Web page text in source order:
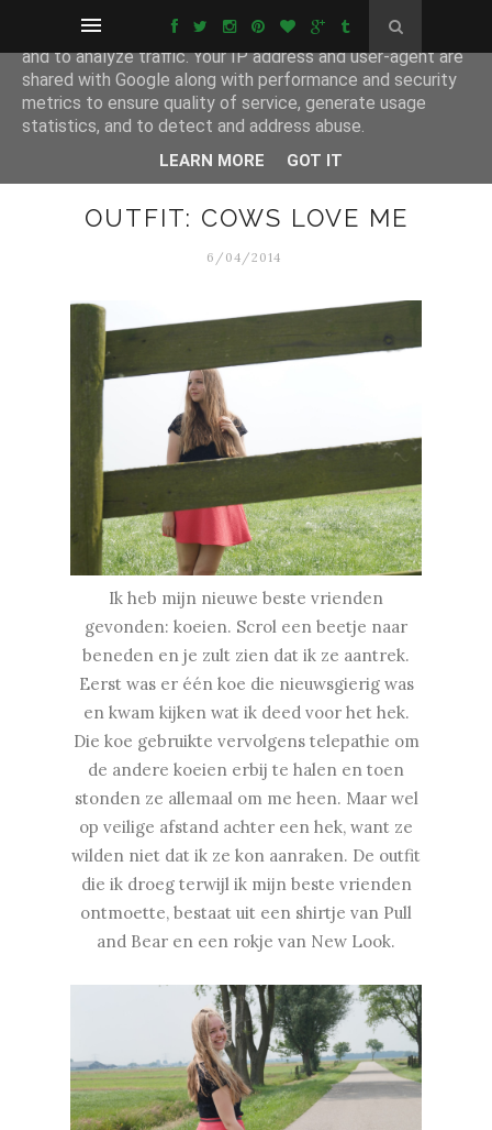
OUTFIT: COWS LOVE ME
6/04/2014
Ik heb mijn nieuwe beste vrienden
gevonden: koeien. Scrol een beetje naar
beneden en je zult zien dat ik ze aantrek.
Eerst was er één koe die nieuwsgierig was
en kwam kijken wat ik deed voor het hek.
Die koe gebruikte vervolgens telepathie om
de andere koeien erbij te halen en toen
stonden ze allemaal om me heen. Maar wel
op veilige afstand achter een hek, want ze
wilden niet dat ik ze kon aanraken. De outfit
die ik droeg terwijl ik mijn beste vrienden
ontmoette, bestaat uit een shirtje van Pull
and Bear en een rokje van New Look.
This site uses cookies from Google to deliver its services
and to analyze traffic. Your IP address and user-agent are
shared with Google along with performance and security
metrics to ensure quality of service, generate usage
statistics, and to detect and address abuse.
LEARN MORE GOT IT